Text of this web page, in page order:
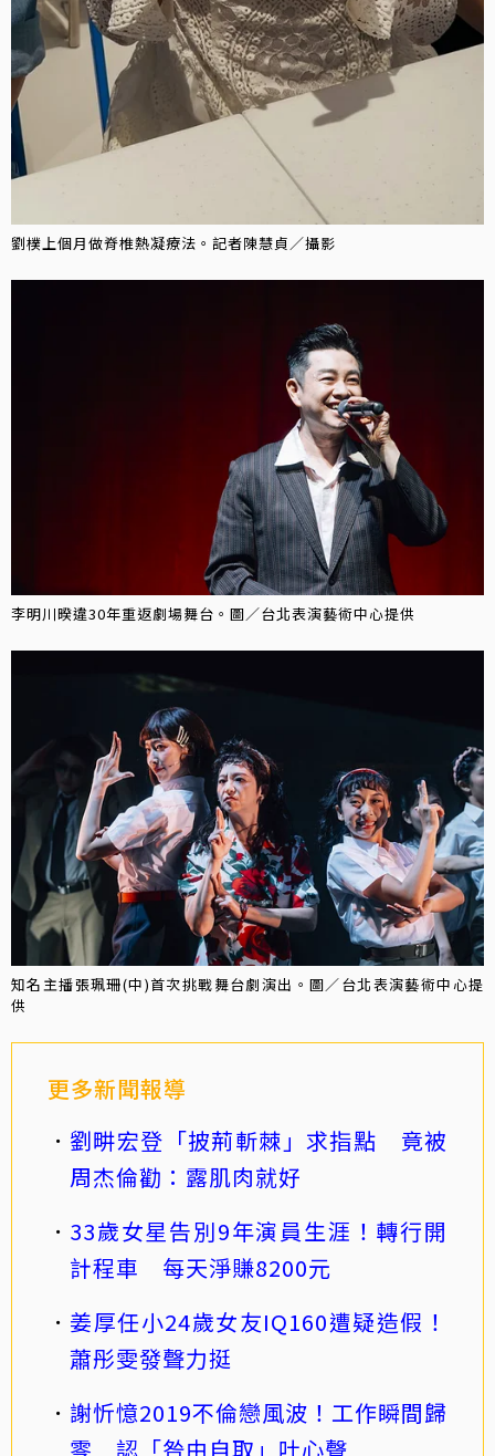
劉樸上個月做脊椎熱凝療法。記者陳慧貞／攝影
李明川暌違30年重返劇場舞台。圖／台北表演藝術中心提供
知名主播張珮珊(中)首次挑戰舞台劇演出。圖／台北表演藝術中心提
供
更多新聞報導
劉畊宏登「披荊斬棘」求指點 竟被
周杰倫勸：露肌肉就好
33歲女星告別9年演員生涯！轉行開
計程車 每天淨賺8200元
姜厚任小24歲女友IQ160遭疑造假！
蕭彤雯發聲力挺
謝忻憶2019不倫戀風波！工作瞬間歸
零 認「咎由自取」吐心聲